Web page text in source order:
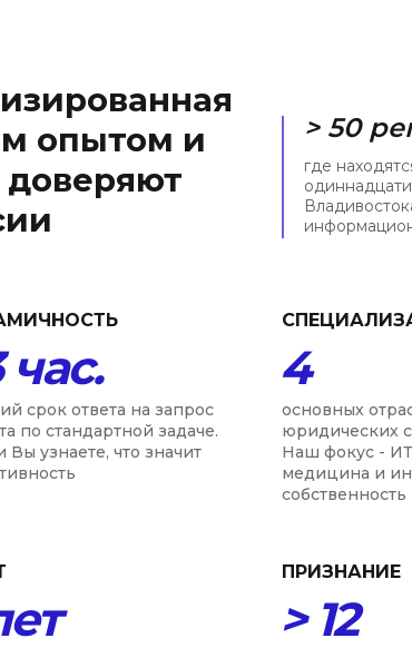
опытом и
> 50
где
час.
срок ответа на запрос
по стандартной задаче.
Вы узнаете, что значит
4
основных
юридических
Наш фокус -
медицина и
собственность
ПРИЗНАНИЕ
> 12